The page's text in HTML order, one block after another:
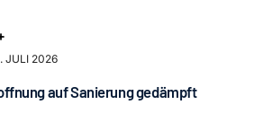
JULI 2026
auf Sanierung gedämpft